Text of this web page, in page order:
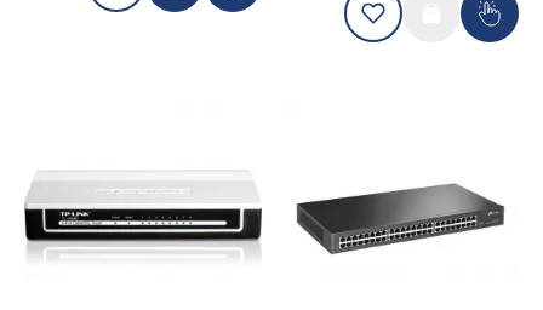
SFP, 4 portami SFP+ i 4
kombinirovannymi portami